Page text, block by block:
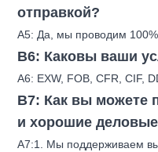
отправкой?
A5: Да, мы проводим 100%
В6: Каковы ваши
A6: EXW, FOB, CFR, CIF,
В7: Как вы можете
и хорошие
A7:1. Мы поддерживаем